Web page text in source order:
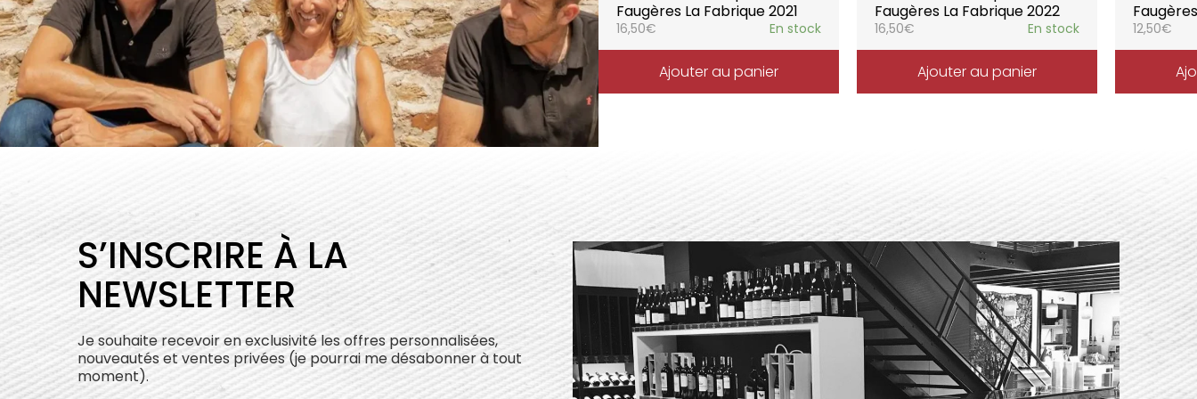
Faugères La Fabrique 2021
16,50€ En stock
Ajouter au panier
Faugères La Fabrique 2022
16,50€ En stock
Ajouter au panier
12,50€
S’INSCRIRE À LA
NEWSLETTER
Je souhaite recevoir en exclusivité les offres personnalisées,
nouveautés et ventes privées (je pourrai me désabonner à tout
moment).